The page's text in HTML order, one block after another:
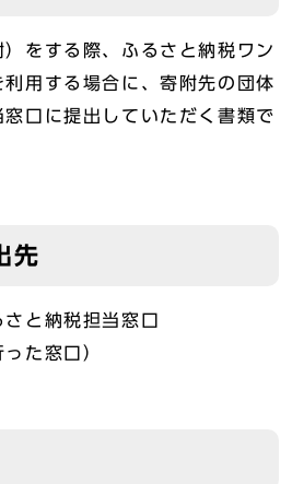
をする際、ふるさと納税ワン
用する場合に、寄附先の団体
口に提出していただく書類で
先
と納税担当窓口
た窓口）